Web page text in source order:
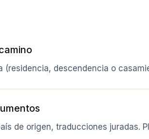
(residencia, descendencia o
de origen, traducciones juradas.